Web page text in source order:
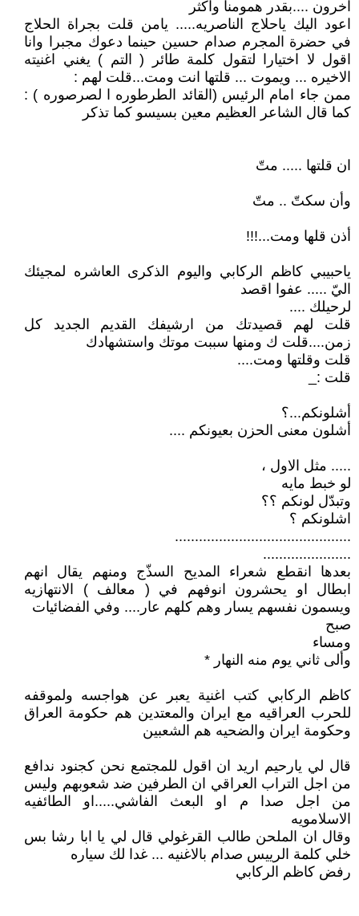
آخرون ....بقدر همومنا واكثر
اعود اليك ياحلاج الناصريه..... يامن قلت بجراة الحلاج
في حضرة المجرم صدام حسين حينما دعوك مجبرا وانا
اقول لا اختيارا لتقول كلمة طائر ( التم ) يغني اغنيته
الاخيره ... ويموت ... قلتها انت ومت...قلت لهم :
ممن جاء امام الرئيس (القائد الطرطوره ا لصرصوره ) :
كما قال الشاعر العظيم معين بسيسو كما تذكر
ان قلتها ..... متّ
وأن سكتّ .. متّ
أذن قلها ومت...!!!
ياحبيبي كاظم الركابي واليوم الذكرى العاشره لمجيئك
اليّ ..... عفوا اقصد
لرحيلك ....
قلت لهم قصيدتك من ارشيفك القديم الجديد كل
زمن....قلت ك ومنها سببت موتك واستشهادك
قلت وقلتها ومت....
قلت :_
أشلونكم...؟
أشلون معنى الحزن بعيونكم ....
..... مثل الاول ،
لو خبط مايه
وتبدّل لونكم ؟؟
اشلونكم ؟
............................................
......................
بعدها انقطع شعراء المديح السذّج ومنهم يقال انهم
ابطال او يحشرون انوفهم في ( معالف ) الانتهازيه
ويسمون نفسهم يسار وهم كلهم عار.... وفي الفضائيات
صبح
ومساء
وألى ثاني يوم منه النهار *
كاظم الركابي كتب اغنية يعبر عن هواجسه ولموقفه
للحرب العراقيه مع ايران والمعتدين هم حكومة العراق
وحكومة ايران والضحيه هم الشعبين
قال لي يارحيم اريد ان اقول للمجتمع نحن كجنود ندافع
من اجل التراب العراقي ان الطرفين ضد شعوبهم وليس
من اجل صدا م او البعث الفاشي.....او الطائفيه
الاسلامويه
وقال ان الملحن طالب القرغولي قال لي يا ابا رشا بس
خلي كلمة الرييس صدام بالاغنيه ... غدا لك سياره
رفض كاظم الركابي